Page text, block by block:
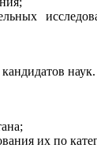
наук.
их по